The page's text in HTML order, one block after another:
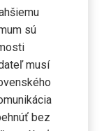
sú
musí
bez